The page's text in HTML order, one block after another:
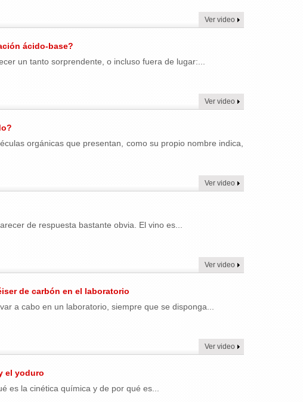
Ver video
ácido-base?
un tanto sorprendente, o incluso fuera de lugar:...
Ver video
orgánicas que presentan, como su propio nombre indica,
Ver video
de respuesta bastante obvia. El vino es...
Ver video
de carbón en el laboratorio
a cabo en un laboratorio, siempre que se disponga...
Ver video
el yoduro
es la cinética química y de por qué es...